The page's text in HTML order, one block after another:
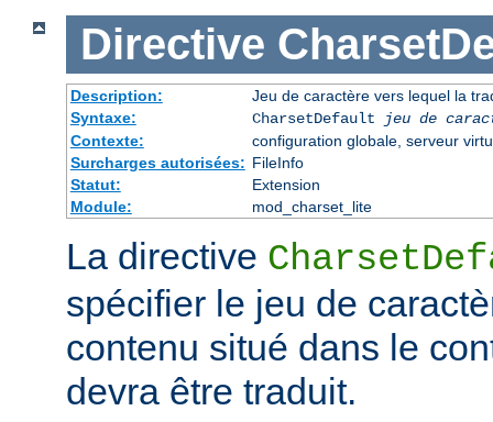
Directive
Description:
Jeu de caractère vers lequel la
Syntaxe:
CharsetDefault
jeu de
Contexte:
configuration globale, serveur
Surcharges autorisées: FileInfo
Statut:
Extension
Module:
mod_charset_lite
La directive
spécifier le jeu de
contenu situé dans le
devra être traduit.